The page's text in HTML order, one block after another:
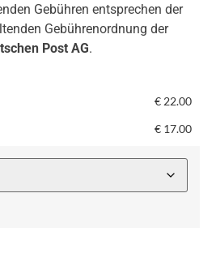
Gebühren entsprechen der
Gebührenordnung der
Post AG.
€ 22.00
€ 17.00